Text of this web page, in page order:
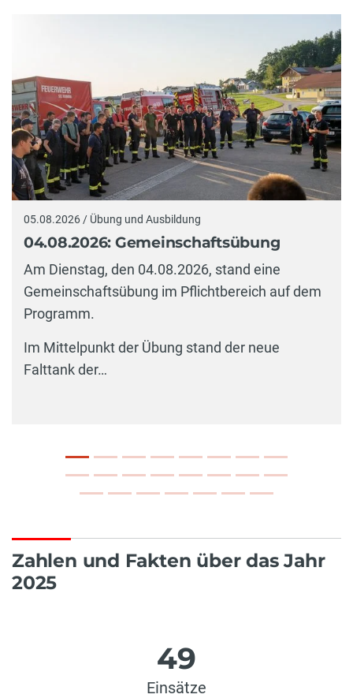
05.08.2026 / Übung und Ausbildung
04.08.2026: Gemeinschaftsübung
Am Dienstag, den 04.08.2026, stand eine
Gemeinschaftsübung im Pflichtbereich auf dem
Programm.
Im Mittelpunkt der Übung stand der neue
Falttank der…
Zahlen und Fakten über das Jahr
2025
49
Einsätze